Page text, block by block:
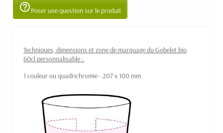
help_outlinePoser une question sur le produit
Techniques, dimensions et zone de marquage du Gobelet bio
60cl personnalisable :
1 couleur ou quadrichromie - 207 x 100 mm